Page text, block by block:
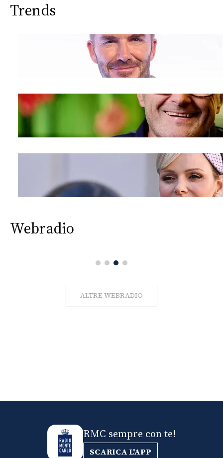
Trends
Webradio
ALTRE WEBRADIO
RMC sempre con te!
SCARICA L'APP